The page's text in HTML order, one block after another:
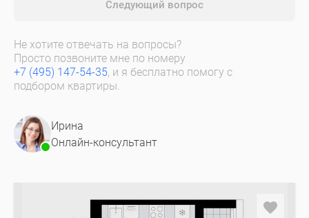
Следующий вопрос
Не хотите отвечать на вопросы?
Просто позвоните мне по номеру
+7 (495) 147-54-35, и я бесплатно помогу с
подбором квартиры.
Ирина
Онлайн-консультант